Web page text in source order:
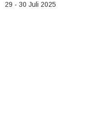
29 - 30 Juli 2025